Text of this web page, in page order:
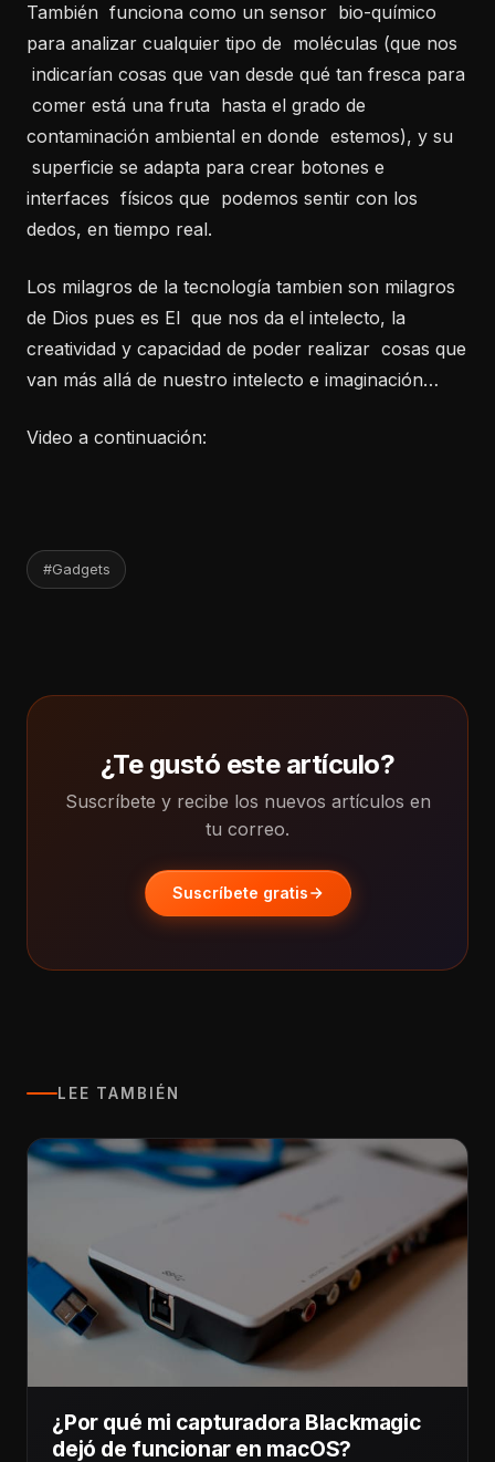
También funciona como un sensor bio-químico
para analizar cualquier tipo de moléculas (que nos
indicarían cosas que van desde qué tan fresca para
comer está una fruta hasta el grado de
contaminación ambiental en donde estemos), y su
superficie se adapta para crear botones e
interfaces físicos que podemos sentir con los
dedos, en tiempo real.
Los milagros de la tecnología tambien son milagros
de Dios pues es El que nos da el intelecto, la
creatividad y capacidad de poder realizar cosas que
van más allá de nuestro intelecto e imaginación…
Video a continuación:
#Gadgets
¿Te gustó este artículo?
Suscríbete y recibe los nuevos artículos en
tu correo.
Suscríbete gratis
LEE TAMBIÉN
¿Por qué mi capturadora Blackmagic
dejó de funcionar en macOS?